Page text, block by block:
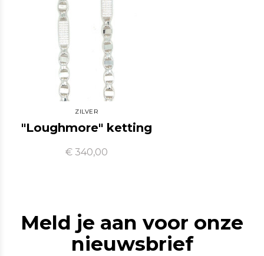
ZILVER
"Loughmore" ketting
€ 340,00
Meld je aan voor onze
nieuwsbrief